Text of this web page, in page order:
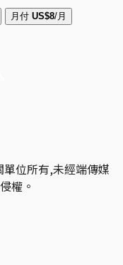
月付 US$8/月
單位所有,未經端傳媒
權。